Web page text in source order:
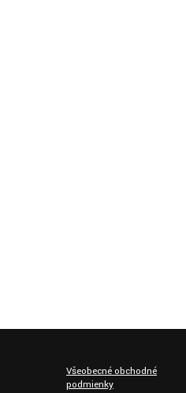
Všeobecné obchodné
podmienky